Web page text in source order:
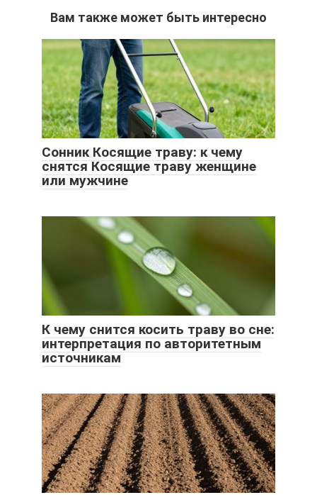
Вам также может быть интересно
Сонник Косящие траву: к чему
снятся Косящие траву женщине
или мужчине
К чему снится косить траву во сне:
интерпретация по авторитетным
источникам